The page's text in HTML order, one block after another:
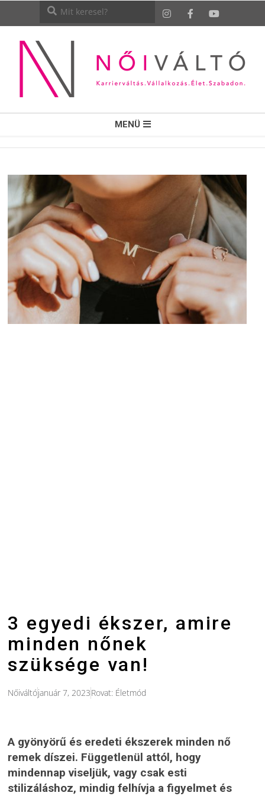
NŐI
VÁLTÓ
MENÜ
3 egyedi ékszer, amire
minden nőnek
szüksége van!
Nőiváltójanuár 7, 2023Rovat: Életmód
A gyönyörű és eredeti ékszerek minden nő
remek díszei. Függetlenül attól, hogy
mindennap viseljük, vagy csak esti
stilizáláshoz, mindig felhívja a figyelmet és